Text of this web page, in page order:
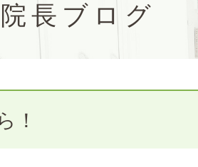
院長ブログ
！